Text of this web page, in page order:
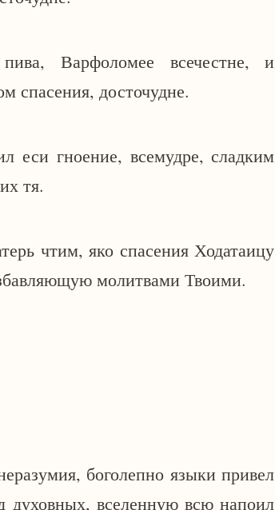
Варфоломее всечестне, и
спасения, досточудне.
еси гноение, всемудре, сладким
тя.
чтим, яко спасения Ходатаицу
молитвами Твоими.
боголепно языки привел
духовных, вселенную всю напоил